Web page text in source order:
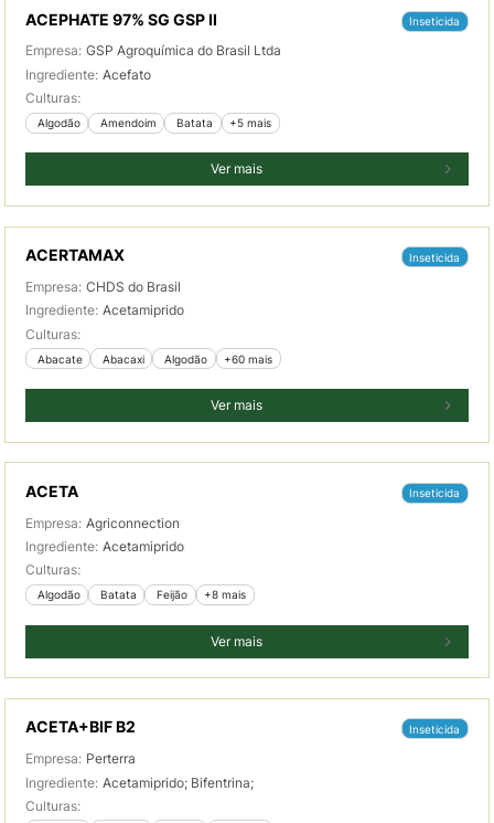
ACEPHATE 97% SG GSP II Inseticida
Empresa: GSP Agroquímica do Brasil Ltda
Ingrediente: Acefato
Culturas:
Algodão Amendoim Batata +5 mais
Ver mais
ACERTAMAX Inseticida
Empresa: CHDS do Brasil
Ingrediente: Acetamiprido
Culturas:
Abacate Abacaxi Algodão +60 mais
Ver mais
ACETA Inseticida
Empresa: Agriconnection
Ingrediente: Acetamiprido
Culturas:
Algodão Batata Feijão +8 mais
Ver mais
ACETA+BIF B2 Inseticida
Empresa: Perterra
Ingrediente: Acetamiprido; Bifentrina;
Culturas: